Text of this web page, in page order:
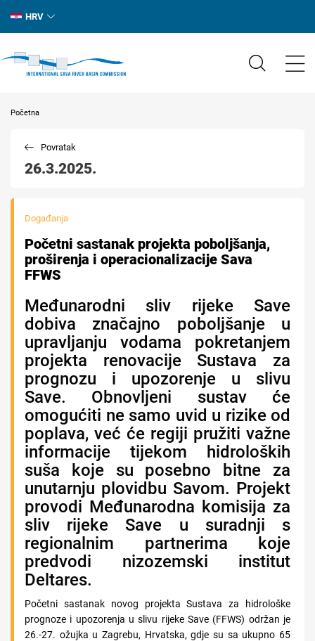
HRV
Početna
26.3.2025.
Povratak
Događanja
Početni sastanak projekta poboljšanja,
proširenja i operacionalizacije Sava
FFWS
Međunarodni sliv rijeke Save
dobiva značajno poboljšanje u
upravljanju vodama pokretanjem
projekta renovacije Sustava za
prognozu i upozorenje u slivu
Save. Obnovljeni sustav će
omogućiti ne samo uvid u rizike od
poplava, već će regiji pružiti važne
informacije tijekom hidroloških
suša koje su posebno bitne za
unutarnju plovidbu Savom. Projekt
provodi Međunarodna komisija za
sliv rijeke Save u suradnji s
regionalnim partnerima koje
predvodi nizozemski institut
Deltares.
Početni sastanak novog projekta Sustava za hidrološke
prognoze i upozorenja u slivu rijeke Save (FFWS) održan je
26.-27. ožujka u Zagrebu, Hrvatska, gdje su sa ukupno 65